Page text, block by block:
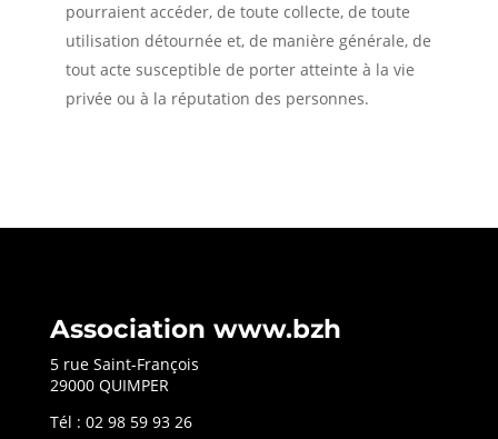
pourraient accéder, de toute collecte, de toute
utilisation détournée et, de manière générale, de
tout acte susceptible de porter atteinte à la vie
privée ou à la réputation des personnes.
Association www.bzh
5 rue Saint-François
29000 QUIMPER
Tél : 02 98 59 93 26